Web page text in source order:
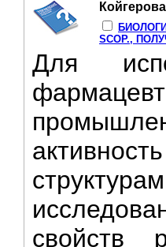
SCOP.,
Для
свойств